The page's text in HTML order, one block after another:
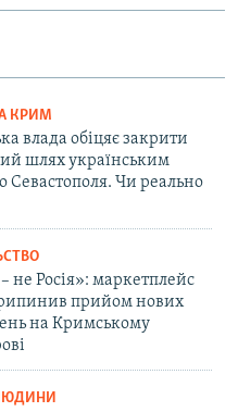
КРИМ
влада обіцяє закрити
шлях українським
Севастополя. Чи реально
не Росія»: маркетплейс
прийом нових
на Кримському